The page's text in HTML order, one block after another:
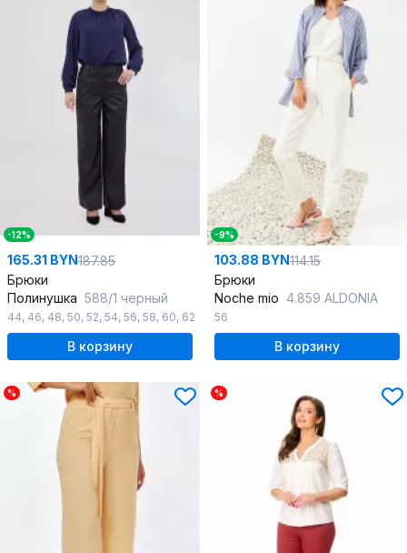
-12%
165.31 BYN187.85
Брюки
Полинушка 588/1 черный
44, 46, 48, 50, 52, 54, 56, 58, 60, 62
В корзину
-9%
103.88 BYN114.15
Брюки
Noche mio 4.859 ALDONIA
56
В корзину
% %